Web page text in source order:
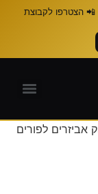
נוסף – ₪50 · 📲 הצטרפו לקבוצת
אביזרים לפורים